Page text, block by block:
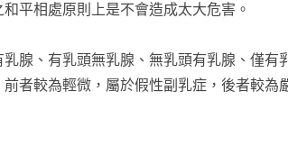
平相處原則上是不會造成太大危害。
腺、有乳頭無乳腺、無乳頭有乳腺、僅有
者較為輕微，屬於假性副乳症，後者較為